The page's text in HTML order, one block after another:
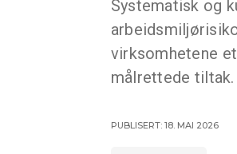
Systematisk og
virksomhetene
målrettede tiltak.
Publisert: 18. mai 2026